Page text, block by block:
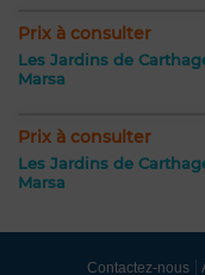
Prix à consulter
Les Jardins de
Marsa
Prix à consulter
Les Jardins de
Marsa
Contactez-nous